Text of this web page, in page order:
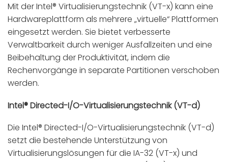
Mit der Intel® Virtualisierungstechnik (VT-x) kann eine
Hardwareplattform als mehrere „virtuelle“ Plattformen
eingesetzt werden. Sie bietet verbesserte
Verwaltbarkeit durch weniger Ausfallzeiten und eine
Beibehaltung der Produktivität, indem die
Rechenvorgänge in separate Partitionen verschoben
werden.
Intel® Directed-I/O-Virtualisierungstechnik (VT-d)
Die Intel® Directed-I/O-Virtualisierungstechnik (VT-d)
setzt die bestehende Unterstützung von
Virtualisierungslösungen für die IA-32 (VT-x) und